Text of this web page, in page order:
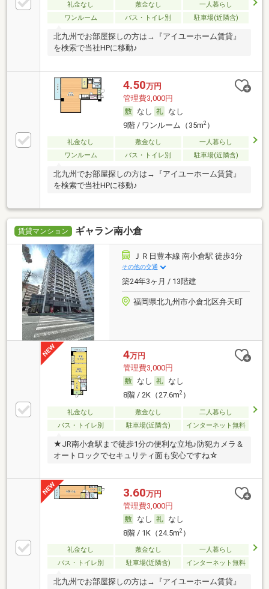
礼金なし 敷金なし
一人暮らし
ワンルーム
バス・トイレ別 駐車場(近隣含)
北九州でお部屋探しの方は→『アイユーホーム賃貸』
を検索で当社HPに移動♪
4.50万円
管理費3,000円
なし
なし
9階 / ワンルーム（35m2）
礼金なし 敷金なし
一人暮らし
ワンルーム
バス・トイレ別 駐車場(近隣含)
北九州でお部屋探しの方は→『アイユーホーム賃貸』
を検索で当社HPに移動♪
賃貸マンション ギャラン南小倉
ＪＲ日豊本線 南小倉駅 徒歩3分
その他の交通
築24年3ヶ月 / 13階建
福岡県北九州市小倉北区弁天町
4万円
管理費3,000円
なし
なし
8階 / 2K（27.6m2）
礼金なし 敷金なし
二人暮らし
バス・トイレ別
駐車場(近隣含) インターネット無料
★JR南小倉駅まで徒歩1分の便利な立地♪防犯カメラ＆
オートロックでセキュリティ面も安心ですね☆
3.60万円
管理費3,000円
なし
なし
8階 / 1K（24.5m2）
礼金なし 敷金なし
一人暮らし
バス・トイレ別
駐車場(近隣含) インターネット無料
北九州でお部屋探しの方は→『アイユーホーム賃貸』